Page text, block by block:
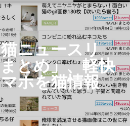
ニュースリ
とめ」、軽快
ホを猫情報